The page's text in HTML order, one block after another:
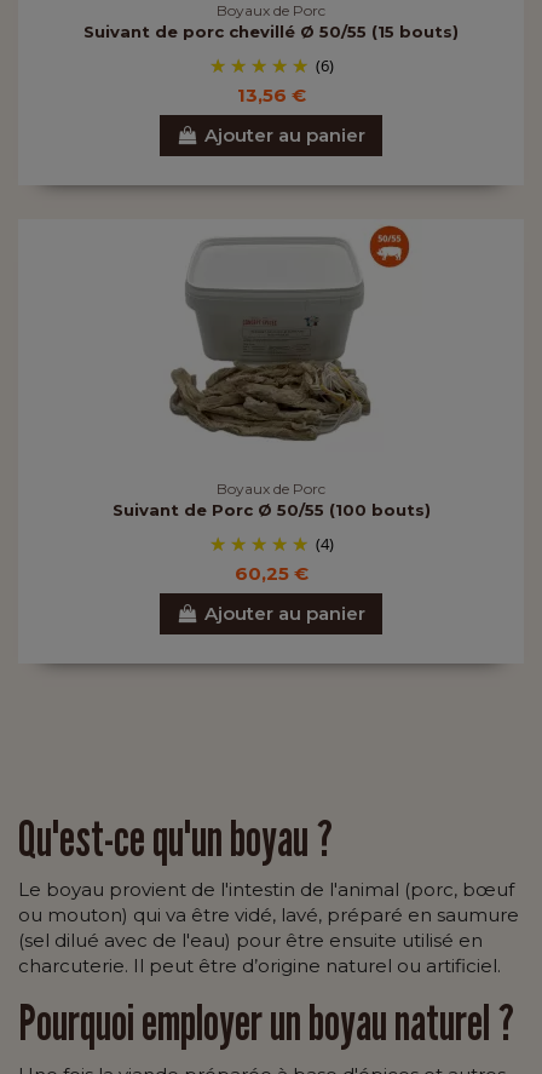
Boyaux de Porc
Suivant de porc chevillé Ø 50/55 (15 bouts)
(6)
13,56 €
Ajouter au panier
Boyaux de Porc
Suivant de Porc Ø 50/55 (100 bouts)
(4)
60,25 €
Ajouter au panier
Qu'est-ce qu'un boyau ?
Le boyau provient de l'intestin de l'animal (porc, bœuf
ou mouton) qui va être vidé, lavé, préparé en saumure
(sel dilué avec de l'eau) pour être ensuite utilisé en
charcuterie. Il peut être d’origine naturel ou artificiel.
Pourquoi employer un boyau naturel ?